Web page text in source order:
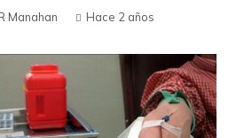
Manahan Hace 2 años